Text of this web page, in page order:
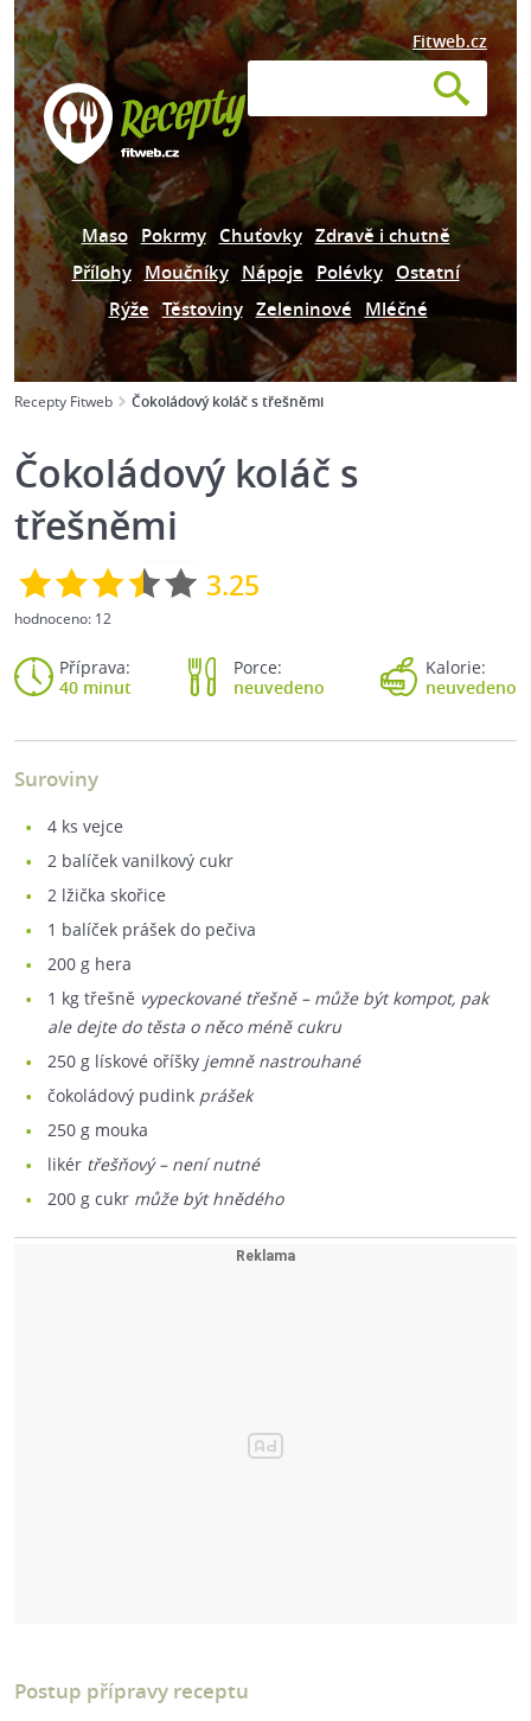
Fitweb.cz
Maso Pokrmy Chuťovky Zdravě i chutně
Přílohy Moučníky Nápoje Polévky Ostatní
Rýže Těstoviny Zeleninové Mléčné
Recepty Fitweb Čokoládový koláč s třešněmi
Čokoládový koláč s
třešněmi
3.25
hodnoceno: 12
Příprava:
40 minut
Porce:
neuvedeno
Kalorie:
neuvedeno
Suroviny
4 ks vejce
2 balíček vanilkový cukr
2 lžička skořice
1 balíček prášek do pečiva
200 g hera
1 kg třešně vypeckované třešně – může být kompot, pak
ale dejte do těsta o něco méně cukru
250 g lískové oříšky jemně nastrouhané
čokoládový pudink prášek
250 g mouka
likér třešňový – není nutné
200 g cukr může být hnědého
Postup přípravy receptu